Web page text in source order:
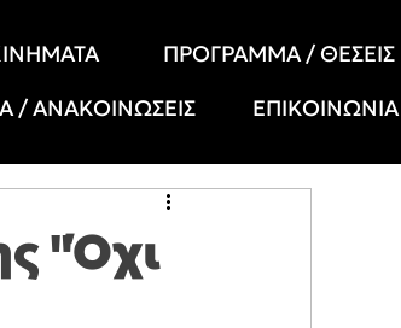
ΠΡΟΓΡΑΜΜΑ / ΘΕΣΕΙΣ
/ ΑΝΑΚΟΙΝΩΣΕΙΣ ΕΠΙΚΟΙΝΩΝΙΑ
"Όχι